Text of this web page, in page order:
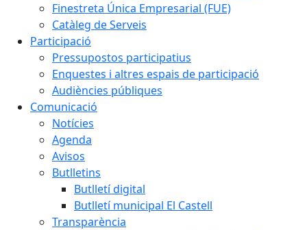
Finestreta Única Empresarial (FUE)
Catàleg de Serveis
Participació
Pressupostos participatius
Enquestes i altres espais de participació
Audiències públiques
Comunicació
Notícies
Agenda
Avisos
Butlletins
Butlletí digital
Butlletí municipal El Castell
Transparència